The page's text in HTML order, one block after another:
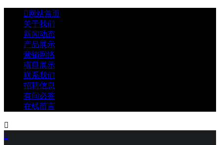
 网站首页
关于我们
新闻动态
产品展示
营销网络
项目展示
联系我们
招聘信息
有问必答
在线留言

